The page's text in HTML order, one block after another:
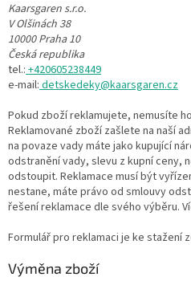
Kaarsgaren s.r.o.
V Olšinách 38
10000 Praha 10
Česká republika
tel.:+420605238449
e-mail:detskedeky@kaarsgaren.cz
Pokud zboží reklamujete, nemusíte
Reklamované zboží zašlete na naší
na povaze vady máte jako kupující
odstranění vady, slevu z kupní ceny,
odstoupit. Reklamace musí být
nestane, máte právo od smlouvy
řešení reklamace dle svého výběru.
Formulář pro reklamaci je ke stažení
Výměna zboží